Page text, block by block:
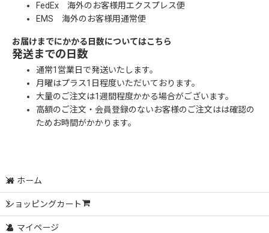
FedEx 海外のお客様用エクスプレス便
EMS 海外のお客様用通常便
お届けまでにかかる日数についてはこちら
発送までの日数
通常1営業日で発送いたします。
月曜はプラス1日程度いただいております。
大量のご注文は1週間程度かかる場合がございます。
高額のご注文・会員登録のないお客様のご注文はは確認の
ためお時間がかかります。
ホーム
ショッピングカート
マイページ